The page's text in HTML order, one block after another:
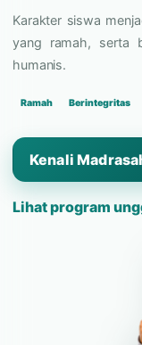
Karakter siswa
yang ramah, serta
humanis.
Ramah Berintegritas
Kenali
Lihat program